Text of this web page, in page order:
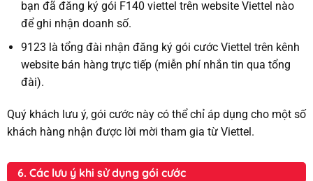
bạn đã đăng ký gói F140 viettel trên website Viettel nào
để ghi nhận doanh số.
9123 là tổng đài nhận đăng ký gói cước Viettel trên kênh
website bán hàng trực tiếp (miễn phí nhắn tin qua tổng
đài).
Quý khách lưu ý, gói cước này có thể chỉ áp dụng cho một số
khách hàng nhận được lời mời tham gia từ Viettel.
6. Các lưu ý khi sử dụng gói cước